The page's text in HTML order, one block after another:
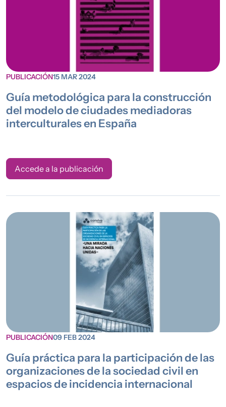
PUBLICACIÓN15 MAR 2024
Guía metodológica para la construcción
del modelo de ciudades mediadoras
interculturales en España
Accede a la publicación
PUBLICACIÓN09 FEB 2024
Guía práctica para la participación de las
organizaciones de la sociedad civil en
espacios de incidencia internacional